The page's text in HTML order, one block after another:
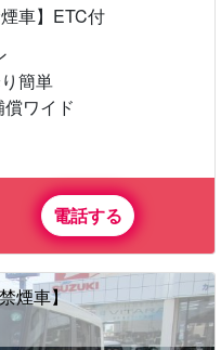
車】ETC付
簡単
ワイド
電話する
煙車】